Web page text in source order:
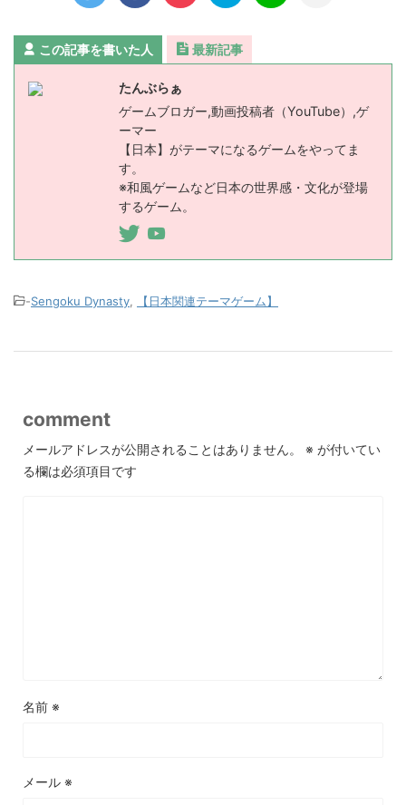
この記事を書いた人 最新記事
たんぶらぁ
ゲームブロガー,動画投稿者（YouTube）,ゲ
ーマー
【日本】がテーマになるゲームをやってま
す。
※和風ゲームなど日本の世界感・文化が登場
するゲーム。
-Sengoku Dynasty 【日本関連テーマゲーム】
comment
メールアドレスが公開されることはありません。 ※ が付いてい
る欄は必須項目です
名前 ※
メール ※